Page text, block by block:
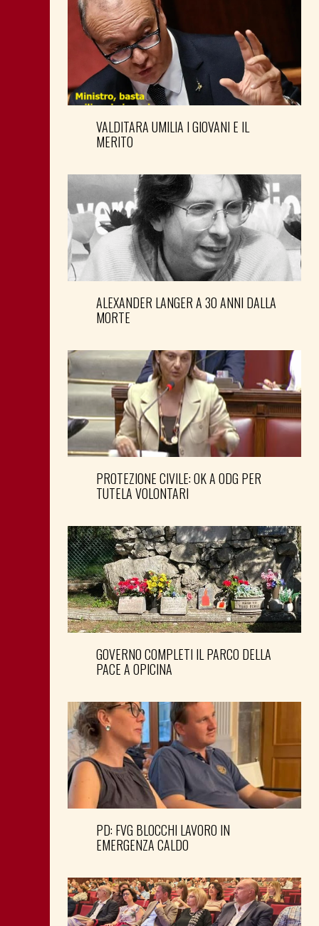
VALDITARA UMILIA I GIOVANI E IL
MERITO
ALEXANDER LANGER A 30 ANNI DALLA
MORTE
PROTEZIONE CIVILE: OK A ODG PER
TUTELA VOLONTARI
GOVERNO COMPLETI IL PARCO DELLA
PACE A OPICINA
PD: FVG BLOCCHI LAVORO IN
EMERGENZA CALDO